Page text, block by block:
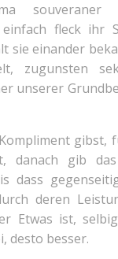
souveraner
fleck ihr
sie einander
zugunsten
unserer
gibst,
danach gib das
dass
deren
Etwas ist,
desto besser.